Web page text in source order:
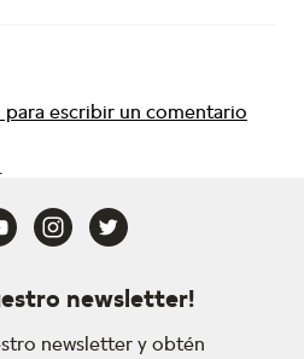
para escribir un comentario
newsletter!
newsletter y obtén